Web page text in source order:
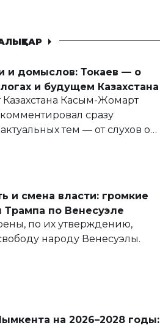
и домыслов: Токаев — о
и будущем Казахстана
Касым-Жомарт
сразу
тем — от слухов о
и личного здоровья.
и смена власти: громкие
Трампа по Венесуэле
по их утверждению,
народу Венесуэлы.
на 2026–2028 годы: